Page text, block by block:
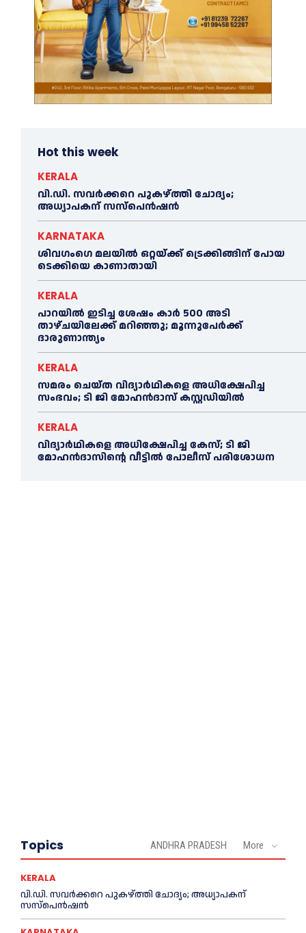
Hot this week
KERALA
വി.ഡി. സവർക്കറെ പുകഴ്ത്തി ചോദ്യം;
അധ്യാപകന് സസ്പെൻഷൻ
KARNATAKA
ശിവഗംഗെ മലയിൽ ഒറ്റയ്ക്ക് ട്രെക്കിങ്ങിന് പോയ
ടെക്കിയെ കാണാതായി
KERALA
പാറയിൽ ഇടിച്ച ശേഷം കാർ 500 അടി
താഴ്ചയിലേക്ക് മറിഞ്ഞു; മൂന്നുപേർക്ക്
ദാരുണാന്ത്യം
KERALA
സമരം ചെയ്ത വിദ്യാര്‍ഥികളെ അധിക്ഷേപിച്ച
സംഭവം; ടി ജി മോഹന്‍ദാസ് കസ്റ്റഡിയിൽ
KERALA
വിദ്യാര്‍ഥികളെ അധിക്ഷേപിച്ച കേസ്; ടി ജി
മോഹന്‍ദാസിന്റെ വീട്ടില്‍ പോലീസ് പരിശോധന
Topics ANDHRA PRADESH More
KERALA
വി.ഡി. സവർക്കറെ പുകഴ്ത്തി ചോദ്യം; അധ്യാപകന്
സസ്പെൻഷൻ